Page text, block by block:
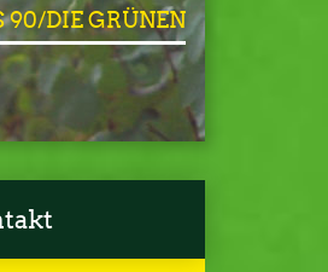
90/DIE GRÜNEN